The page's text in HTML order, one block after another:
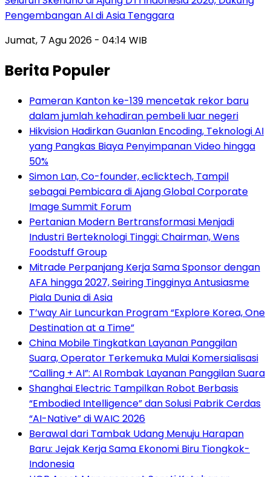
Pengembangan AI di Asia Tenggara
Jumat, 7 Agu 2026 - 04:14 WIB
Berita Populer
Pameran Kanton ke-139 mencetak rekor baru
dalam jumlah kehadiran pembeli luar negeri
Hikvision Hadirkan Guanlan Encoding, Teknologi AI
yang Pangkas Biaya Penyimpanan Video hingga
50%
Simon Lan, Co-founder, eclicktech, Tampil
sebagai Pembicara di Ajang Global Corporate
Image Summit Forum
Pertanian Modern Bertransformasi Menjadi
Industri Berteknologi Tinggi: Chairman, Wens
Foodstuff Group
Mitrade Perpanjang Kerja Sama Sponsor dengan
AFA hingga 2027, Seiring Tingginya Antusiasme
Piala Dunia di Asia
T’way Air Luncurkan Program “Explore Korea, One
Destination at a Time”
China Mobile Tingkatkan Layanan Panggilan
Suara, Operator Terkemuka Mulai Komersialisasi
“Calling + AI”: AI Rombak Layanan Panggilan Suara
Shanghai Electric Tampilkan Robot Berbasis
“Embodied Intelligence” dan Solusi Pabrik Cerdas
“AI-Native” di WAIC 2026
Berawal dari Tambak Udang Menuju Harapan
Baru: Jejak Kerja Sama Ekonomi Biru Tiongkok-
Indonesia